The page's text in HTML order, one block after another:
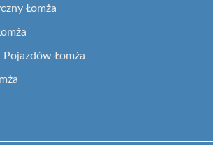
Łomża
Łomża